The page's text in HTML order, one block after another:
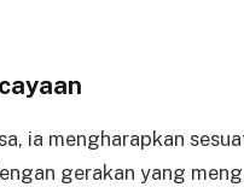
ia mengharapkan
gerakan yang